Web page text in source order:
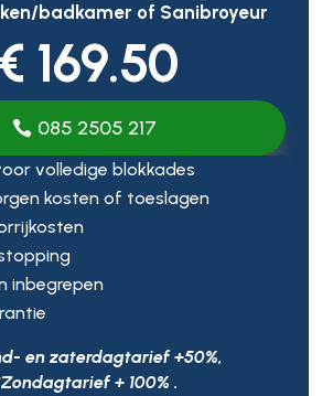
badkamer of Sanibroyeur
169.50
085 2505 217
volledige blokkades
kosten of toeslagen
inbegrepen
en zaterdagtarief +50%,
+ 100% .